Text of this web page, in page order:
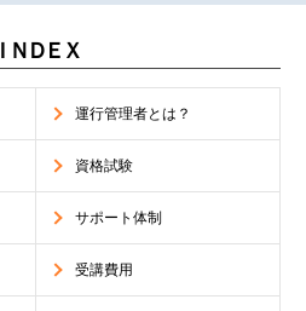
ＩＮＤＥＸ
運行管理者とは？
資格試験
サポート体制
受講費用